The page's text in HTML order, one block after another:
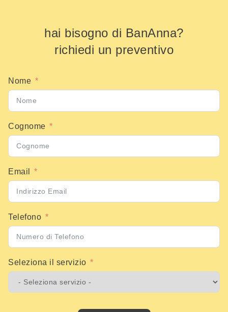
hai bisogno di BanAnna?
richiedi un preventivo
Nome
Cognome
Email
Telefono
Seleziona il servizio